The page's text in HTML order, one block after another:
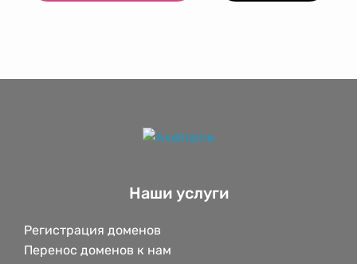
Наши услуги
Регистрация доменов
Перенос доменов к нам